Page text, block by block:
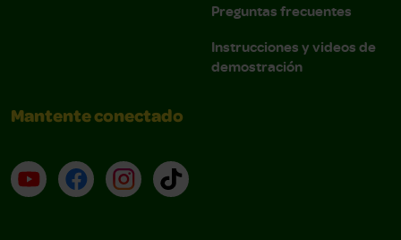
Preguntas frecuentes
Instrucciones y videos de
demostración
Mantente conectado
YouTube (en inglés)
Facebook (en inglés)
Instagram (en inglés)
TikTok